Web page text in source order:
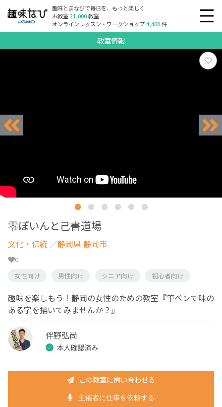
趣味とまなびで毎日を、もっと楽しく
お教室21,000教室
オンラインレッスン・ワークショップ4,400件
教室情報
零ぽいんと己書道場
文化・伝統 ／静岡県 静岡市
0
女性向け
男性向け シニア向け 初心者向け
趣味を楽しもう！静岡の女性のための教室『筆ペンで味の
ある字を描いてみませんか？』
伴野弘尚
本人確認済み
この教室に問い合わせる
主催者に仕事を依頼する